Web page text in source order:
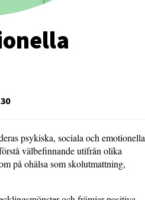
psykiska, sociala och emotionella
välbefinnande utifrån olika
på ohälsa som skolutmattning,